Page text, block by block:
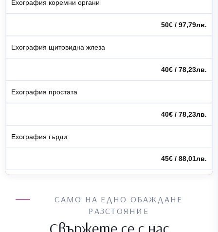
Ехография коремни органи
50€ / 97,79лв.
Ехография щитовидна жлеза
40€ / 78,23лв.
Ехография простата
40€ / 78,23лв.
Ехография гърди
45€ / 88,01лв.
САМО НА ЕДНО ОБАЖДАНЕ
РАЗСТОЯНИЕ